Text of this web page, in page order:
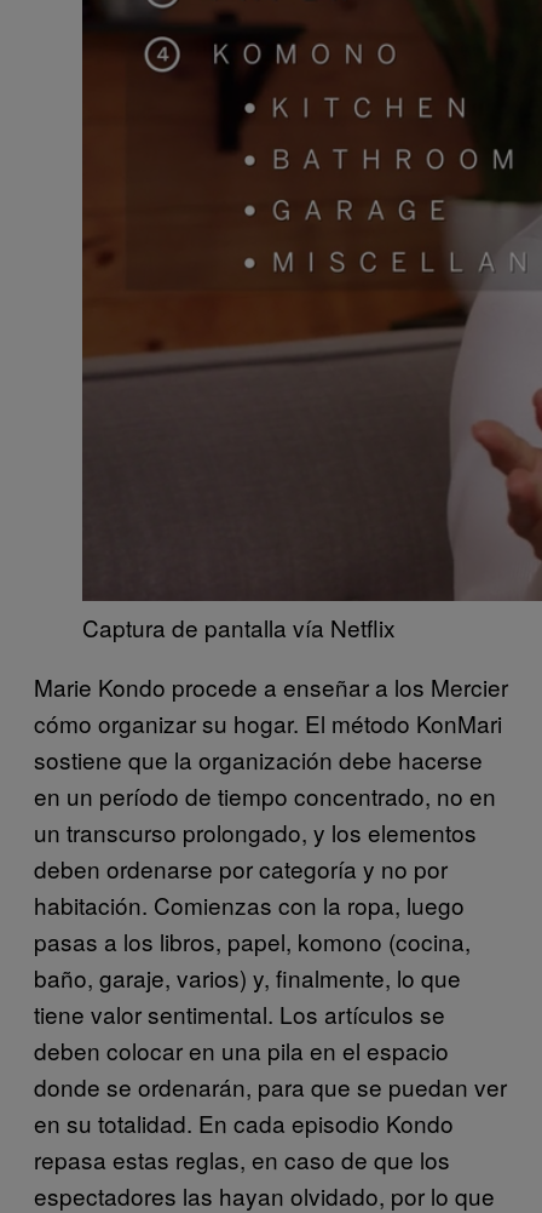
Captura de pantalla vía Netflix
Marie Kondo procede a enseñar a los Mercier
cómo organizar su hogar. El método KonMari
sostiene que la organización debe hacerse
en un período de tiempo concentrado, no en
un transcurso prolongado, y los elementos
deben ordenarse por categoría y no por
habitación. Comienzas con la ropa, luego
pasas a los libros, papel, komono (cocina,
baño, garaje, varios) y, finalmente, lo que
tiene valor sentimental. Los artículos se
deben colocar en una pila en el espacio
donde se ordenarán, para que se puedan ver
en su totalidad. En cada episodio Kondo
repasa estas reglas, en caso de que los
espectadores las hayan olvidado, por lo que